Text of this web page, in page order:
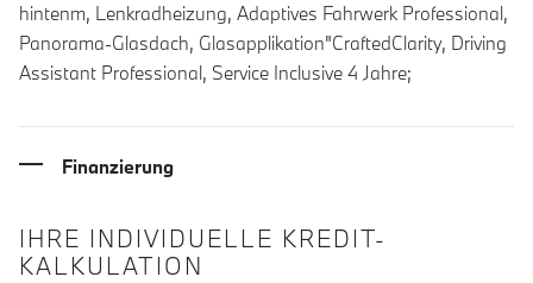
hintenm, Lenkradheizung, Adaptives Fahrwerk Professional,
Panorama-Glasdach, Glasapplikation"CraftedClarity, Driving
Assistant Professional, Service Inclusive 4 Jahre;
Finanzierung
IHRE INDIVIDUELLE KREDIT-
KALKULATION